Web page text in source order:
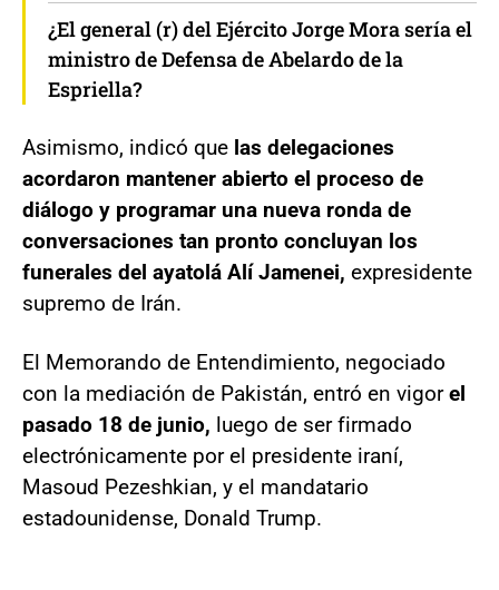
¿El general (r) del Ejército Jorge Mora sería el
ministro de Defensa de Abelardo de la
Espriella?
Asimismo, indicó que las delegaciones
acordaron mantener abierto el proceso de
diálogo y programar una nueva ronda de
conversaciones tan pronto concluyan los
funerales del ayatolá Alí Jamenei, expresidente
supremo de Irán.
El Memorando de Entendimiento, negociado
con la mediación de Pakistán, entró en vigorel
pasado 18 de junio, luego de ser firmado
electrónicamente por el presidente iraní,
Masoud Pezeshkian, y el mandatario
estadounidense, Donald Trump.